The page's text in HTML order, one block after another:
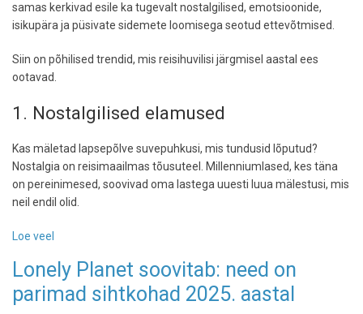
samas kerkivad esile ka tugevalt nostalgilised, emotsioonide,
isikupära ja püsivate sidemete loomisega seotud ettevõtmised.
Siin on põhilised trendid, mis reisihuvilisi järgmisel aastal ees
ootavad.
1. Nostalgilised elamused
Kas mäletad lapsepõlve suvepuhkusi, mis tundusid lõputud?
Nostalgia on reisimaailmas tõusuteel. Millenniumlased, kes täna
on pereinimesed, soovivad oma lastega uuesti luua mälestusi, mis
neil endil olid.
Loe veel
2025.
aastal:
Lonely Planet soovitab: need on
parimad sihtkohad 2025. aastal